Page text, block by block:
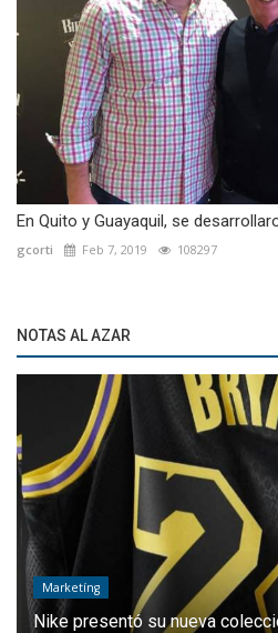
En Quito y Guayaquil, se
gcorti Feb 7, 2019 108297
NOTAS AL AZAR
Marketíng
Nike presentó su nueva